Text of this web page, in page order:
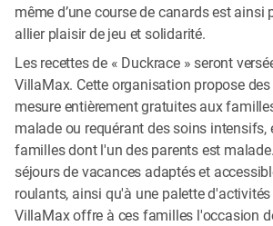
même d’une course de canards est ainsi
allier plaisir de jeu et solidarité.
Les recettes de « Duckrace » seront
VillaMax. Cette organisation propose
mesure entièrement gratuites aux
malade ou requérant des soins intensifs,
familles dont l'un des parents est
séjours de vacances adaptés et
roulants, ainsi qu'à une palette
VillaMax offre à ces familles l'occasion